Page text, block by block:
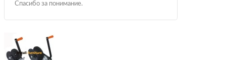
Спасибо за понимание.